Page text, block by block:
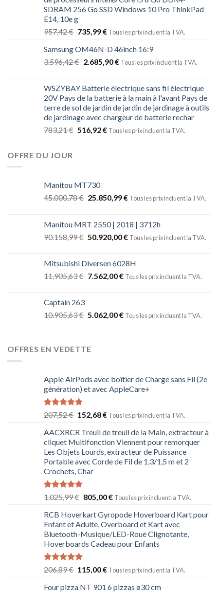
SDRAM 256 Go SSD Windows 10 Pro ThinkPad
E14, 10e g
957,42€ 735,99€ Tous les prix incluent la TVA.
Samsung OM46N-D 46inch 16:9
3.596,42€ 2.685,90€ Tous les prix incluent la TVA.
WSZYBAY Batterie électrique sans fil électrique
20V Pays de la batterie à la main à l'avant Pays de
terre de sol de jardin de jardin de jardinage à outils
de jardinage avec chargeur de batterie rechar
783,21€ 516,92€ Tous les prix incluent la TVA.
OFFRE DU JOUR
Manitou MT730
45.000,78€ 25.850,99€ Tous les prix incluent la TVA.
Manitou MRT 2550 | 2018 | 3712h
90.158,99€ 50.920,00€ Tous les prix incluent la TVA.
Mitsubishi Diversen 6028H
11.905,63€ 7.562,00€ Tous les prix incluent la TVA.
Captain 263
10.905,63€ 5.062,00€ Tous les prix incluent la TVA.
OFFRES EN VEDETTE
Apple AirPods avec boîtier de Charge sans Fil (2e
génération) et avec AppleCare+
Note5.00
sur 5
207,52€ 152,68€ Tous les prix incluent la TVA.
AACXRCR Treuil de treuil de la Main, extracteur à
cliquet Multifonction Viennent pour remorquer
Les Objets Lourds, extracteur de Puissance
Portable avec Corde de Fil de 1,3/1,5 m et 2
Crochets, Char
Note 5.00
1.025,99€ 805,00€ Tous les prix incluent la TVA.
RCB Hoverkart Gyropode Hoverboard Kart pour
Enfant et Adulte, Overboard et Kart avec
Bluetooth-Musique/LED-Roue Clignotante,
Hoverboards Cadeau pour Enfants
Note5.00
sur 5
206,89€ 115,00€ Tous les prix incluent la TVA.
Four pizza NT 901 6 pizzas ø30 cm